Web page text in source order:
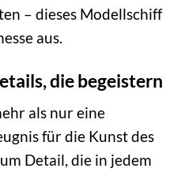
– dieses Modellschiff
aus.
die begeistern
als nur eine
für die Kunst des
Detail, die in jedem